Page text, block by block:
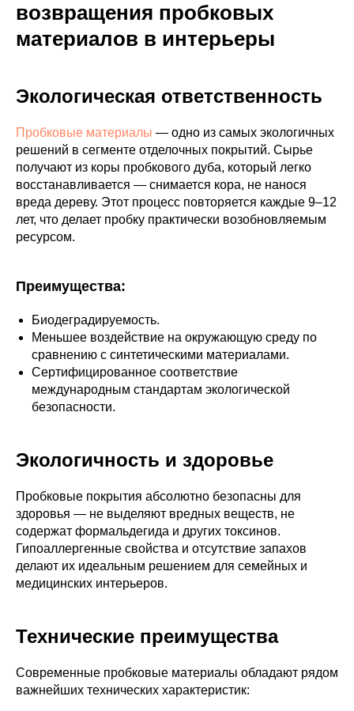
возвращения пробковых
материалов в интерьеры
Экологическая ответственность
Пробковые материалы — одно из самых экологичных
решений в сегменте отделочных покрытий. Сырье
получают из коры пробкового дуба, который легко
восстанавливается — снимается кора, не нанося
вреда дереву. Этот процесс повторяется каждые 9–12
лет, что делает пробку практически возобновляемым
ресурсом.
Преимущества:
Биодеградируемость.
Меньшее воздействие на окружающую среду по
сравнению с синтетическими материалами.
Сертифицированное соответствие
международным стандартам экологической
безопасности.
Экологичность и здоровье
Пробковые покрытия абсолютно безопасны для
здоровья — не выделяют вредных веществ, не
содержат формальдегида и других токсинов.
Гипоаллергенные свойства и отсутствие запахов
делают их идеальным решением для семейных и
медицинских интерьеров.
Технические преимущества
Современные пробковые материалы обладают рядом
важнейших технических характеристик: